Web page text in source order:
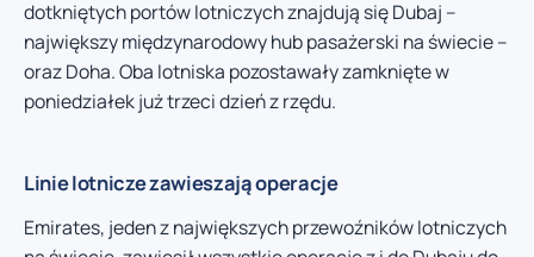
dotkniętych portów lotniczych znajdują się Dubaj –
największy międzynarodowy hub pasażerski na świecie –
oraz Doha. Oba lotniska pozostawały zamknięte w
poniedziałek już trzeci dzień z rzędu.
Linie lotnicze zawieszają operacje
Emirates, jeden z największych przewoźników lotniczych